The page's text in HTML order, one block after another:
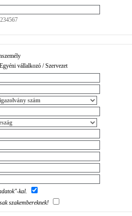
vállalkozó / Szervezet
kal.
szakembereknek!